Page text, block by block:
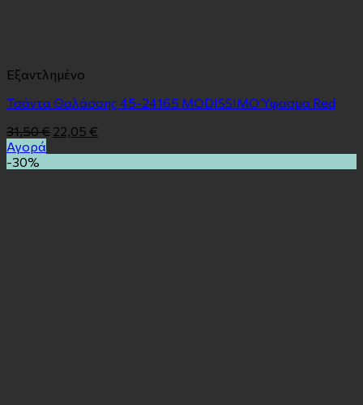
Εξαντλημένο
Τσάντα Θαλάσσης 45-24165 MODISSIMO Ύφασμα Red
31,50€ 22,05 €
Αγορά
-30%